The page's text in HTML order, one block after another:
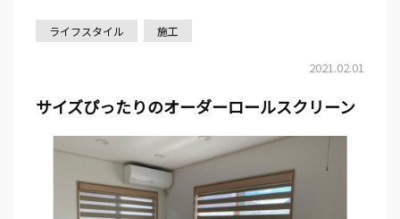
ライフスタイル 施工
2021.02.01
サイズぴったりのオーダーロールスクリーン